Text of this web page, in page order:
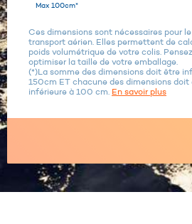
Max 100cm*
Ces dimensions sont nécessaires pour le
transport aérien. Elles permettent de
poids volumétrique de votre colis.
optimiser la taille de votre emballage.
(*)La somme des dimensions doit être
150cm ET chacune des dimensions doit
inférieure à 100 cm. En savoir plus